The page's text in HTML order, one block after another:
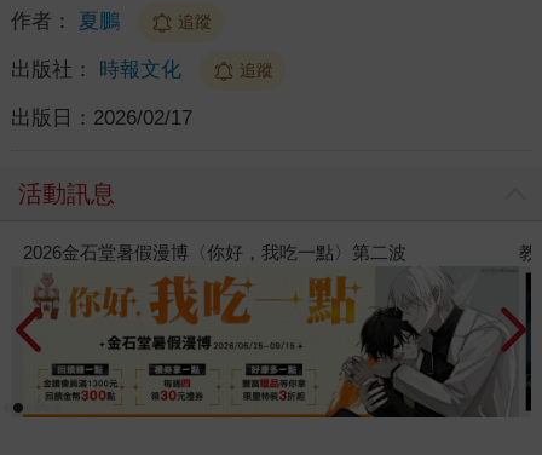
作者： 夏鵬 追蹤
出版社： 時報文化 追蹤
出版日： 2026/02/17
活動訊息
教場電影版